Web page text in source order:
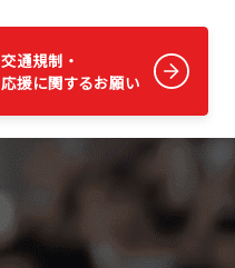
交通規制・
応援に関するお願い